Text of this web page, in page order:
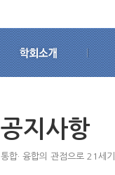
공지사항
통합· 융합의 관점으로 21세